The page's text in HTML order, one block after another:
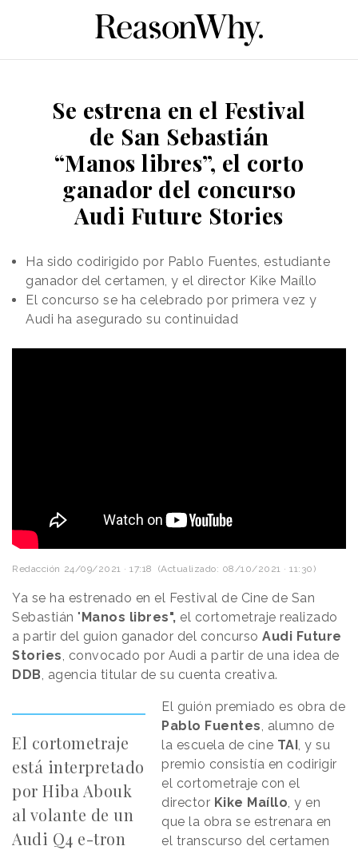
Se estrena en el Festival
de San Sebastián
“Manos libres”, el corto
ganador del concurso
Audi Future Stories
Ha sido codirigido por Pablo Fuentes, estudiante
ganador del certamen, y el director Kike Maíllo
El concurso se ha celebrado por primera vez y
Audi ha asegurado su continuidad
Redacción 24/09/2021 · 17:18 (Actualizado: 08/10/2021 · 11:30)
Ya se ha estrenado en el Festival de Cine de San
Sebastián "Manos libres", el cortometraje realizado
a partir del guion ganador del concurso Audi Future
Stories, convocado por Audi a partir de una idea de
DDB, agencia titular de su cuenta creativa.
El cortometraje
está interpretado
por Hiba Abouk
al volante de un
Audi Q4 e-tron
El guión premiado es obra de
Pablo Fuentes, alumno de
la escuela de cine TAI, y su
premio consistía en codirigir
el cortometraje con el
director Kike Maíllo, y en
que la obra se estrenara en
el transcurso del certamen